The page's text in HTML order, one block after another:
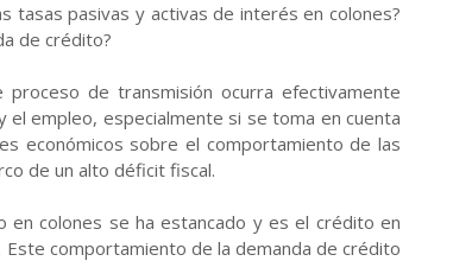
tasas pasivas y activas de interés en colones?
de crédito?
de transmisión ocurra efectivamente
empleo, especialmente si se toma en cuenta
económicos sobre el comportamiento de las
de un alto déficit fiscal.
colones se ha estancado y es el crédito en
comportamiento de la demanda de crédito